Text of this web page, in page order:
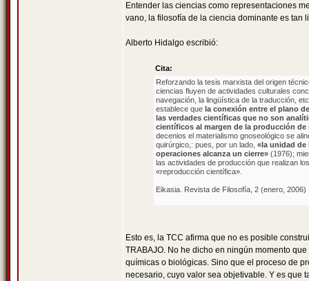
Entender las ciencias como representaciones
vano, la filosofía de la ciencia dominante es tan
Alberto Hidalgo escribió:
Cita:
Reforzando la tesis marxista del origen
ciencias fluyen de actividades culturales
navegación, la lingüística de la traducción,
establece que la conexión entre el plano
las verdades científicas que no son
científicos al margen de la producción
decenios el materialismo gnoseológico se
quirúrgico,: pues, por un lado, «la unidad de
operaciones alcanza un cierre»(1976);
las actividades de producción que realizan
«reproducción científica».
Eikasia. Revista de Filosofía, 2 (enero, 2006)
Esto es, la TCC afirma que no es posible
TRABAJO. No he dicho en ningún momento
químicas o biológicas. Sino que el proceso de
necesario, cuyo valor sea objetivable. Y es que